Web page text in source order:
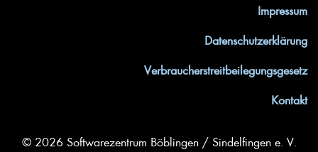
Impressum
Datenschutzerklärung
Verbraucherstreitbeilegungsgesetz
Kontakt
© 2026 Softwarezentrum Böblingen / Sindelfingen e. V.